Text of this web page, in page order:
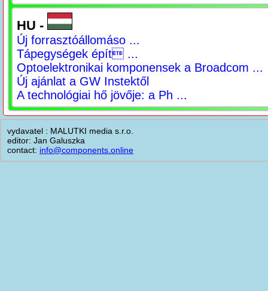
HU -
Új forrasztóállomáso ...
Tápegységek épít ...
Optoelektronikai komponensek a Broadcom ...
Új ajánlat a GW Instektől
A technológiai hő jövője: a Ph ...
vydavatel : MALUTKI media s.r.o.
editor: Jan Galuszka
contact: info@components.online